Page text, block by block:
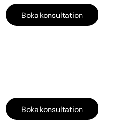
Boka konsultation
Boka konsultation